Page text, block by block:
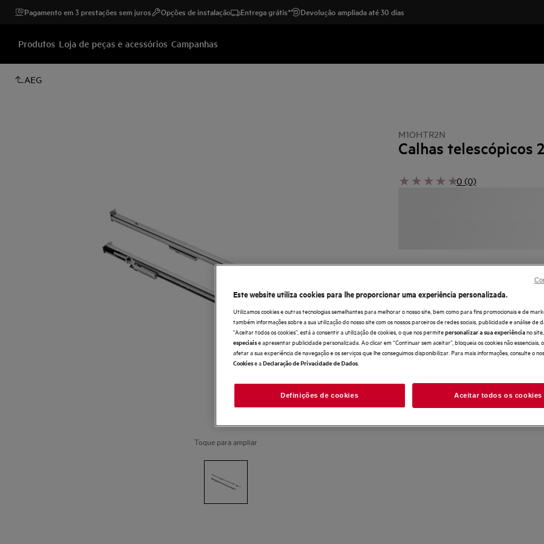
Pagamento em 3 prestações sem juros Opções de instalação Entrega grátis* Devolução ampliada até 30 dias
Produtos Loja de peças e acessórios Campanhas
AEG
Toque para ampliar
M1OHTR2N
Calhas telescópicos
0 (0)
Compre diretamente à AEG
Entrega ao domicilío incluído
superiores a 50 €
As disponibilidade, as serviços e o
Loja Online da AEG.
Este website utiliza cookies para lhe proporcionar uma experiência personalizada.
Utilizamos cookies e outras tecnologias semelhantes para melhorar o nosso site, bem como para fins promocionais e de
também informações sobre a sua utilização do nosso site com os nossos parceiros de redes sociais, publicidade e análise de
"Aceitar todos os cookies”, está a consentir a utilização de cookies, o que nos permitepersonalizar a sua experiênciano
especiaise apresentar publicidade personalizada. Ao clicar em “Continuar sem aceitar”, bloqueia os cookies não essenciais,
afetar a sua experiência de navegação e os serviços que lhe conseguimos disponibilizar. Para mais informações, consulte o
Cookiese aDeclaração de Privacidade de Dados
Definições de cookies Aceitar todos os cookies